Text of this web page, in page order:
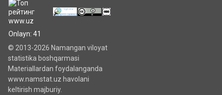
Onlayn: 41
© 2013-2026 Namangan viloyat
statistika boshqarmasi
Materiallardan foydalanganda
www.namstat.uz havolani
keltirish majburiy.